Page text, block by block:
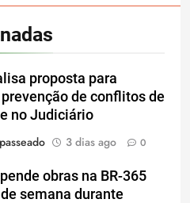
proposta para
de conflitos de
no Judiciário
3 dias ago 0
obras na BR-365
semana durante